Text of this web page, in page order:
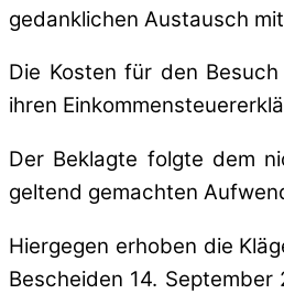
gedanklichen Austausch
Die Kosten für den
ihren
Der Beklagte folgte dem
geltend gemachten
Hiergegen erhoben die
Bescheiden 14.